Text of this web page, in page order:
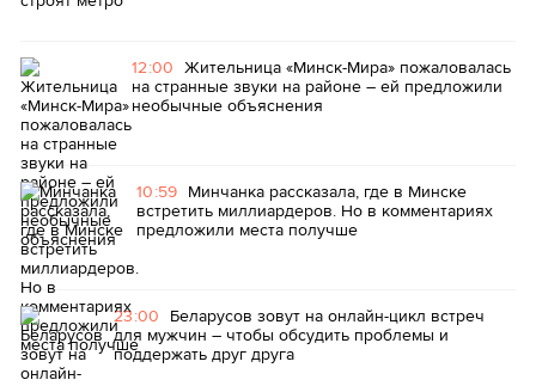
12:00 Жительница «Минск-Мира» пожаловалась
на странные звуки на районе – ей предложили
необычные объяснения
10:59 Минчанка рассказала, где в Минске
встретить миллиардеров. Но в комментариях
предложили места получше
23:00 Беларусов зовут на онлайн-цикл встреч
для мужчин – чтобы обсудить проблемы и
поддержать друг друга